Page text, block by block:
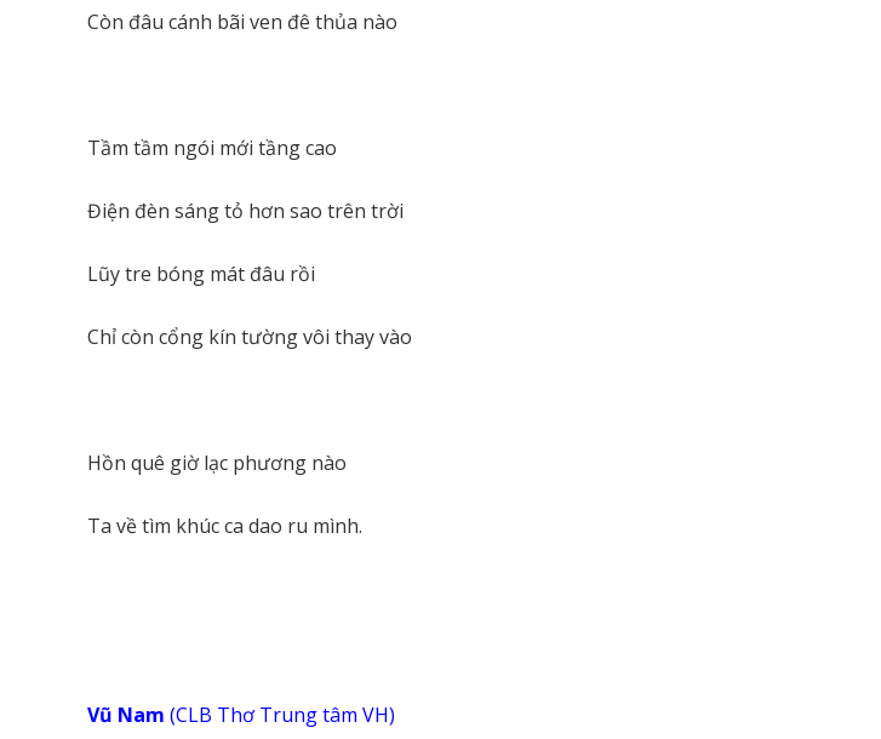
Còn đâu cánh bãi ven đê thủa nào
Tầm tầm ngói mới tầng cao
Điện đèn sáng tỏ hơn sao trên trời
Lũy tre bóng mát đâu rồi
Chỉ còn cổng kín tường vôi thay vào
Hồn quê giờ lạc phương nào
Ta về tìm khúc ca dao ru mình.
Vũ Nam (CLB Thơ Trung tâm VH)